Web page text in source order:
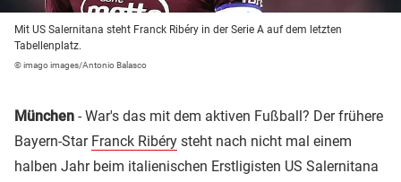
Mit US Salernitana steht Franck Ribéry in der Serie A auf dem letzten
Tabellenplatz.
© imago images/Antonio Balasco
München - War's das mit dem aktiven Fußball? Der frühere
Bayern-Star Franck Ribéry steht nach nicht mal einem
halben Jahr beim italienischen Erstligisten US Salernitana